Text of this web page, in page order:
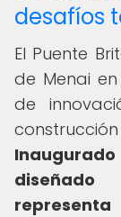
desafíos
El Puente
de Menai
de